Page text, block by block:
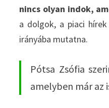
nincs olyan indok,
a dolgok, a piaci
irányába mutatna.
Pótsa Zsófia
amelyben már az